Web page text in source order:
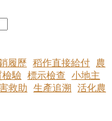
履歷 稻作直接給付
農
檢驗 標示檢查
小地主
救助 生產追溯
活化農